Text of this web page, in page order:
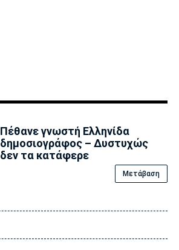
Πέθανε γνωστή Ελληνίδα
δημοσιογράφος – Δυστυχώς
δεν τα κατάφερε
Μετάβαση